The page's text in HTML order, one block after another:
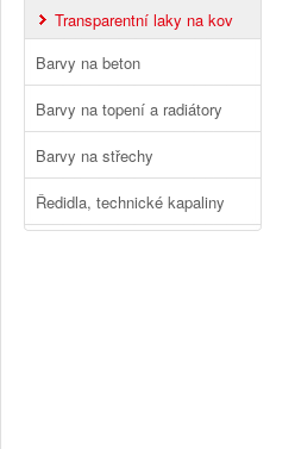
Transparentní laky na kov
Barvy na beton
Barvy na topení a radiátory
Barvy na střechy
Ředidla, technické kapaliny